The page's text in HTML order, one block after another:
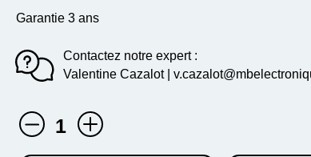
Garantie 3 ans
Contactez notre expert :
Valentine Cazalot |
1